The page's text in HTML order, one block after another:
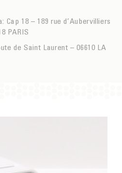
Cap 18 – 189 rue d’Aubervilliers
PARIS
de Saint Laurent – 06610 LA